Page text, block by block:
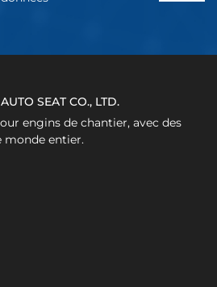
SEAT CO., LTD.
engins de chantier, avec des
monde entier.